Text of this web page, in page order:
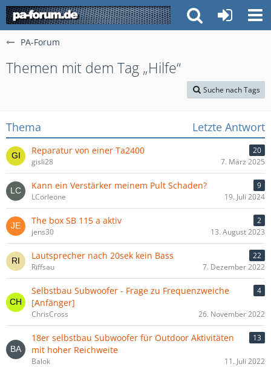
PA-Forum
Themen mit dem Tag „Hilfe“
Suche nach Tags
Thema Letzte Antwort
Reparatur von einer Ta2400
20
gisli28
7. März 2025
Kann ein Verstärker meinem Pult Schaden?
9
LCorleone
19. Juli 2024
The box SB 115 a aktiv
2
jens30
13. August 2023
Lautsprecher nach 20sek kein Bass
22
Riffsau
7. Dezember 2022
Selbstbau Subwoofer - Frage zu Frequenzweiche
[Anfänger]
4
ChrisCross 26. November 2022
18er selbstbau Subwoofer für Outdoor Aktivitäten
mit hoher Reichweite
13
Balok 11. Juli 2022